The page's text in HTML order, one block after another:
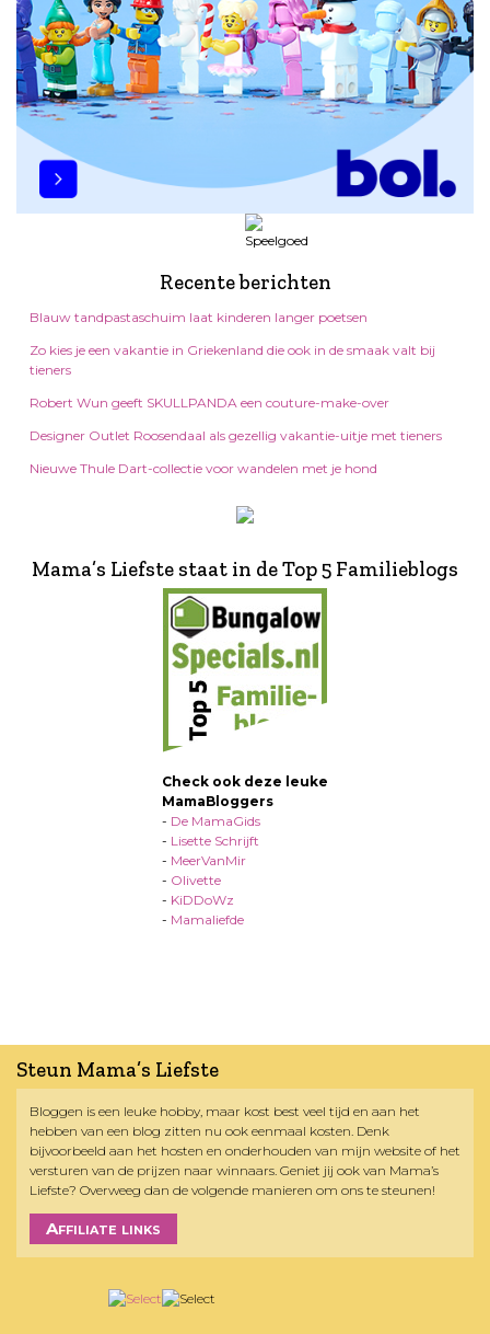
Recente berichten
Blauw tandpastaschuim laat kinderen langer poetsen
Zo kies je een vakantie in Griekenland die ook in de smaak valt bij
tieners
Robert Wun geeft SKULLPANDA een couture-make-over
Designer Outlet Roosendaal als gezellig vakantie-uitje met tieners
Nieuwe Thule Dart-collectie voor wandelen met je hond
Mama’s Liefste staat in de Top 5 Familieblogs
Check ook deze leuke
MamaBloggers
- De MamaGids
- Lisette Schrijft
- MeerVanMir
- Olivette
- KiDDoWz
- Mamaliefde
Steun Mama’s Liefste
Bloggen is een leuke hobby, maar kost best veel tijd en aan het
hebben van een blog zitten nu ook eenmaal kosten. Denk
bijvoorbeeld aan het hosten en onderhouden van mijn website of het
versturen van de prijzen naar winnaars. Geniet jij ook van Mama’s
Liefste? Overweeg dan de volgende manieren om ons te steunen!
Affiliate links